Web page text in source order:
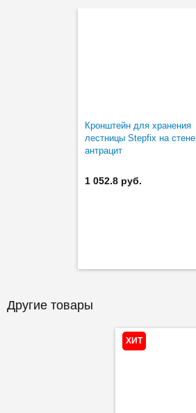
Кронштейн для хранения
лестницы Stepfix на стене
антрацит
1 052.8 руб.
Другие товары
ХИТ